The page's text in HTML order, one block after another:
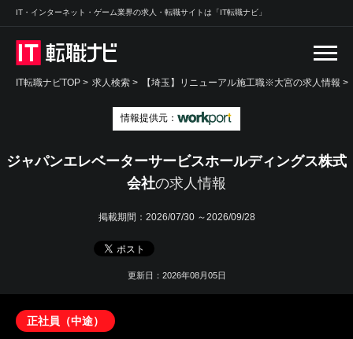
IT・インターネット・ゲーム業界の求人・転職サイトは「IT転職ナビ」
IT転職ナビTOP > 求人検索 > 【埼玉】リニューアル施工職※大宮の求人情報 >
情報提供元：
ジャパンエレベーターサービスホールディングス株式
会社の求人情報
掲載期間： 2026/07/30 ～2026/09/28
更新日：2026年08月05日
正社員（中途）